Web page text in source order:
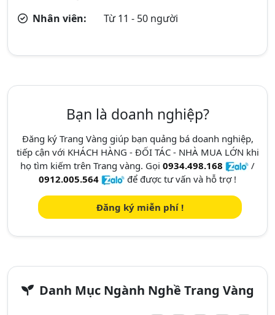
Nhân viên:
Từ 11 - 50 người
Bạn là doanh nghiệp?
Đăng ký Trang Vàng giúp bạn quảng bá doanh nghiệp,
tiếp cận với KHÁCH HÀNG - ĐỐI TÁC - NHÀ MUA LỚN khi
họ tìm kiếm trên Trang vàng. Gọi 0934.498.168
/
0912.005.564
để được tư vấn và hỗ trợ !
Đăng ký miễn phí !
Danh Mục Ngành Nghề Trang Vàng